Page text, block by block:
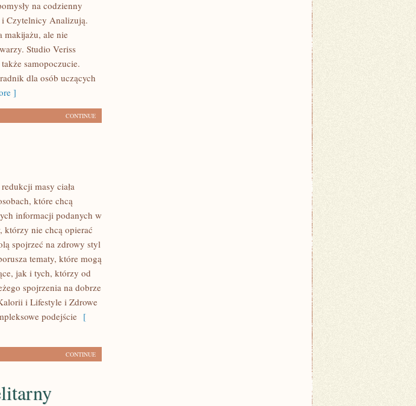
na codzienny
Czytelnicy Analizują.
makijażu, ale nie
Studio Veriss
samopoczucie.
dla osób uczących
]
CONTINUE
masy ciała
które chcą
informacji podanych w
którzy nie chcą opierać
spojrzeć na zdrowy styl
tematy, które mogą
jak i tych, którzy od
spojrzenia na dobrze
i Lifestyle i Zdrowe
podejście [
CONTINUE